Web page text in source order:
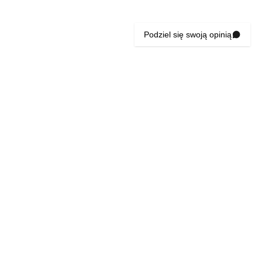
Podziel się swoją opinią